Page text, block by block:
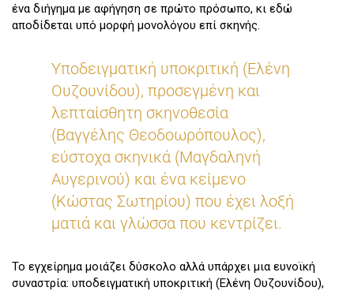
ένα διήγημα με αφήγηση σε πρώτο πρόσωπο, κι εδώ
αποδίδεται υπό μορφή μονολόγου επί σκηνής.
Υποδειγματική υποκριτική (Ελένη
Ουζουνίδου), προσεγμένη και
λεπταίσθητη σκηνοθεσία
(Βαγγέλης Θεοδοωρόπουλος),
εύστοχα σκηνικά (Μαγδαληνή
Αυγερινού) και ένα κείμενο
(Κώστας Σωτηρίου) που έχει λοξή
ματιά και γλώσσα που κεντρίζει.
Το εγχείρημα μοιάζει δύσκολο αλλά υπάρχει μια ευνοϊκή
συναστρία: υποδειγματική υποκριτική (Ελένη Ουζουνίδου),